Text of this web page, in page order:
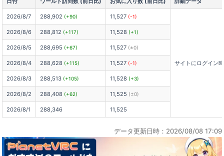
2026/8/7 288,902 (+90) 11,527 (-1)
サイトにログイン
2026/8/6 288,812 (+117) 11,528 (+1)
2026/8/5 288,695 (+67) 11,527 (±0)
2026/8/4 288,628 (+115) 11,527 (-1)
2026/8/3 288,513 (+105) 11,528 (+3)
2026/8/2 288,408 (+62) 11,525 (±0)
2026/8/1 288,346 11,525
データ更新日時：2026/08/08 17:09